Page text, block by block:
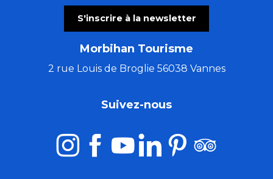
S'inscrire à la newsletter
Morbihan Tourisme
2 rue Louis de Broglie 56038 Vannes
Suivez-nous